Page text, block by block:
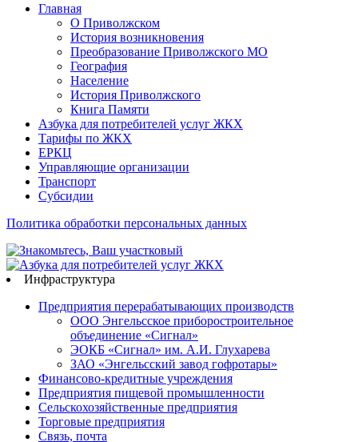
Главная
О Приволжском
История возникновения
Преобразование Приволжского МО
География
Население
История Приволжского
Книга Памяти
Азбука для потребителей услуг ЖКХ
Тарифы по ЖКХ
ЕРКЦ
Управляющие организации
Транспорт
Субсидии
Политика обработки персональных данных
Инфраструктура
Предприятия перерабатывающих производств
ООО Энгельсское приборостроительное
объединение «Сигнал»
ЭОКБ «Сигнал» им. А.И. Глухарева
ЗАО «Энгельсский завод гофротары»
Финансово-кредитные учреждения
Предприятия пищевой промышленности
Сельскохозяйственные предприятия
Торговые предприятия
Связь, почта